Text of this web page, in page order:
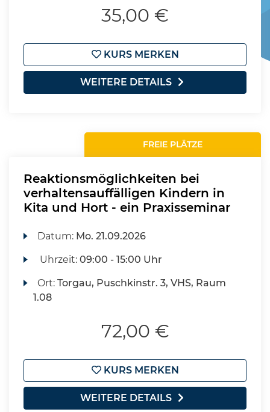
35,00 €
KURS MERKEN
WEITERE DETAILS
FREIE PLÄTZE
Reaktionsmöglichkeiten bei
verhaltensauffälligen Kindern in
Kita und Hort - ein Praxisseminar
Datum: Mo. 21.09.2026
Uhrzeit:09:00 - 15:00 Uhr
Ort:Torgau, Puschkinstr. 3, VHS, Raum
1.08
72,00 €
KURS MERKEN
WEITERE DETAILS